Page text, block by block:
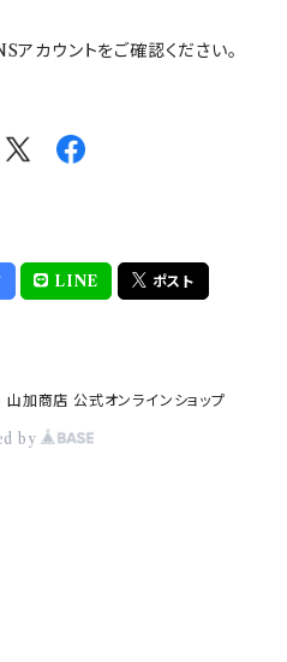
んちゃん
)
bird
ニング)
カウントをご確認ください。
LINE ポスト
商店 公式オンラインショップ
by